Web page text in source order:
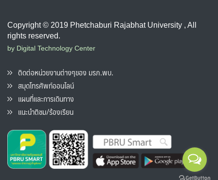
Copyright © 2019 Phetchaburi Rajabhat University , All
rights reserved.
by Digital Technology Center
ติดต่อหน่วยงานต่างๆของ มรภ.พบ.
สมุดโทรศัพท์ออนไลน์
แผนที่และการเดินทาง
แนะนำติชม/ร้องเรียน